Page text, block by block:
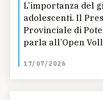
L’importanza del
adolescenti. Il
Provinciale di
parla all’Open
17/07/2026